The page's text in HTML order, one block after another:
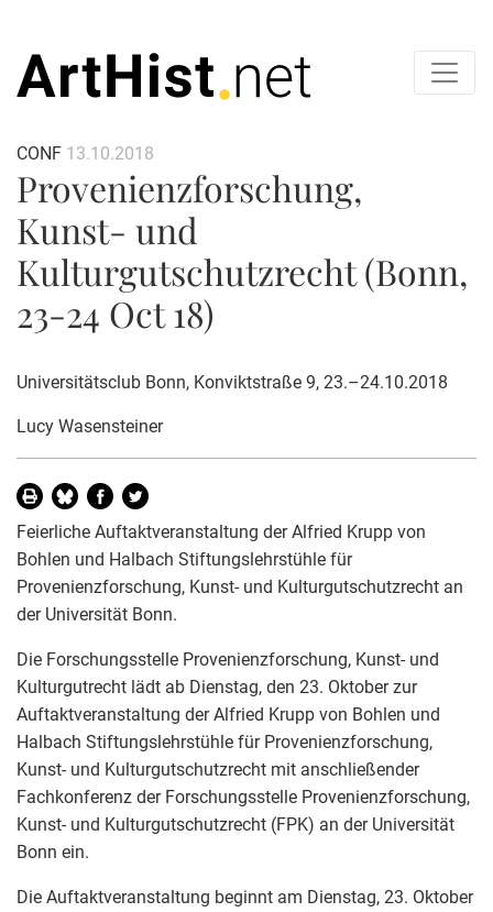
CONF 13.10.2018
Provenienzforschung,
Kunst- und
Kulturgutschutzrecht (Bonn,
23-24 Oct 18)
Universitätsclub Bonn, Konviktstraße 9, 23.–24.10.2018
Lucy Wasensteiner
Feierliche Auftaktveranstaltung der Alfried Krupp von
Bohlen und Halbach Stiftungslehrstühle für
Provenienzforschung, Kunst- und Kulturgutschutzrecht an
der Universität Bonn.
Die Forschungsstelle Provenienzforschung, Kunst- und
Kulturgutrecht lädt ab Dienstag, den 23. Oktober zur
Auftaktveranstaltung der Alfried Krupp von Bohlen und
Halbach Stiftungslehrstühle für Provenienzforschung,
Kunst- und Kulturgutschutzrecht mit anschließender
Fachkonferenz der Forschungsstelle Provenienzforschung,
Kunst- und Kulturgutschutzrecht (FPK) an der Universität
Bonn ein.
Die Auftaktveranstaltung beginnt am Dienstag, 23. Oktober